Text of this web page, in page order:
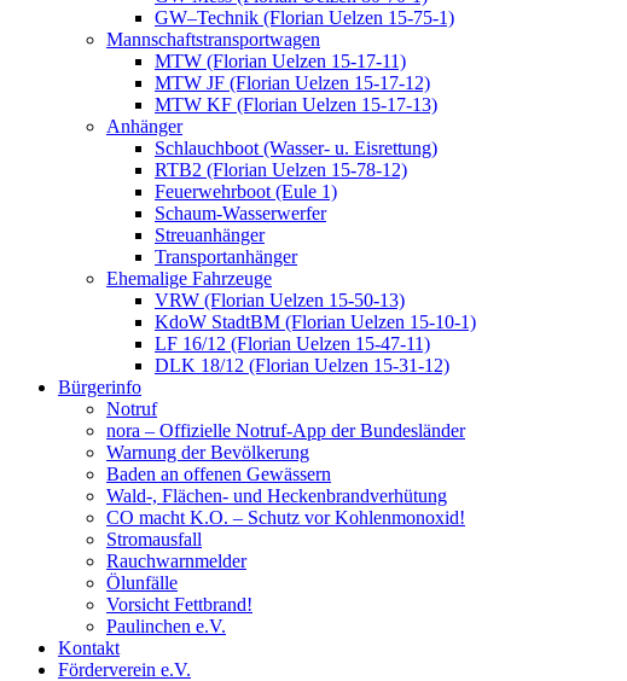
GW–Technik (Florian Uelzen 15-75-1)
Mannschaftstransportwagen
MTW (Florian Uelzen 15-17-11)
MTW JF (Florian Uelzen 15-17-12)
MTW KF (Florian Uelzen 15-17-13)
Anhänger
Schlauchboot (Wasser- u. Eisrettung)
RTB2 (Florian Uelzen 15-78-12)
Feuerwehrboot (Eule 1)
Schaum-Wasserwerfer
Streuanhänger
Transportanhänger
Ehemalige Fahrzeuge
VRW (Florian Uelzen 15-50-13)
KdoW StadtBM (Florian Uelzen 15-10-1)
LF 16/12 (Florian Uelzen 15-47-11)
DLK 18/12 (Florian Uelzen 15-31-12)
Bürgerinfo
Notruf
nora – Offizielle Notruf-App der Bundesländer
Warnung der Bevölkerung
Baden an offenen Gewässern
Wald-, Flächen- und Heckenbrandverhütung
CO macht K.O. – Schutz vor Kohlenmonoxid!
Stromausfall
Rauchwarnmelder
Ölunfälle
Vorsicht Fettbrand!
Paulinchen e.V.
Kontakt
Förderverein e.V.